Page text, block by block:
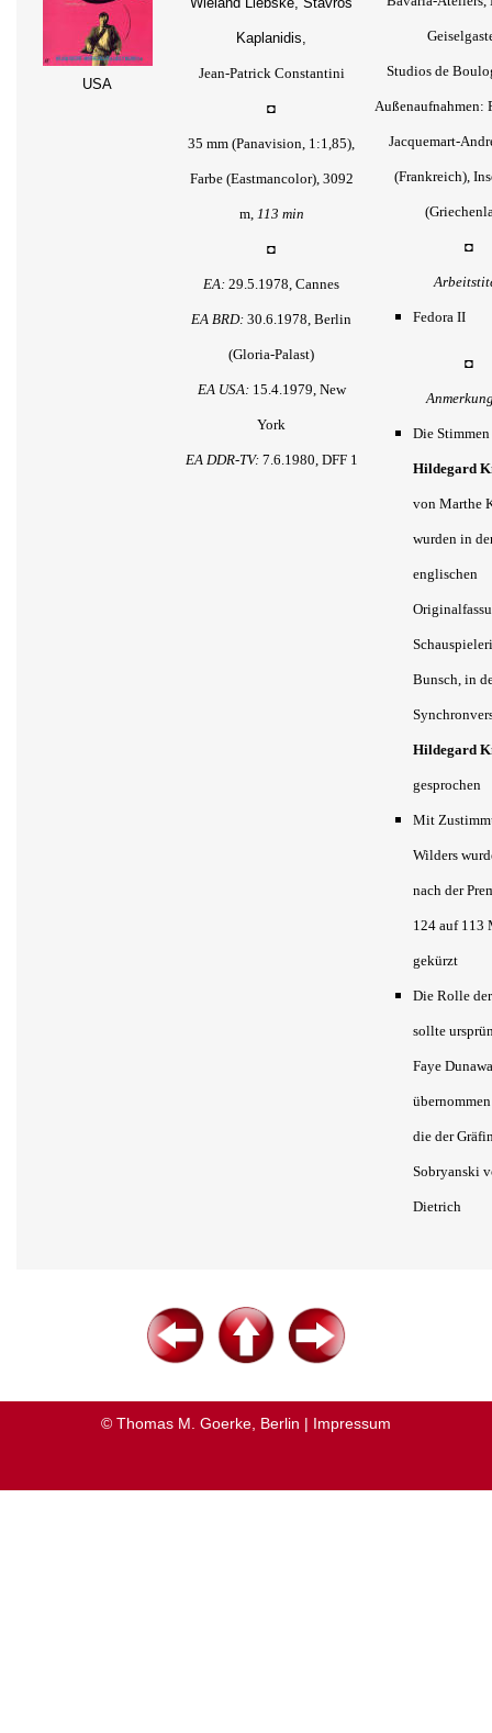
USA
Kaplanidis,
Jean-Patrick Constantini
◘
35 mm (Panavision, 1:1,85),
Farbe (Eastmancolor), 3092
m, 113 min
◘
EA: 29.5.1978, Cannes
EA BRD: 30.6.1978, Berlin
(Gloria-Palast)
EA USA:15.4.1979, New
York
EA DDR-TV:7.6.1980, DFF 1
Studios de
Außenaufnahmen:
Jacquemart-
(Frankreich),
◘
Fedora II
◘
Die
Hildegard
von Marthe
wurden in
englischen
Bunsch, in
Hildegard
gesprochen
Mit
Wilders
nach der
124 auf 113
gekürzt
Die Rolle
sollte
Faye
die der
Sobryanski
Dietrich
© Thomas M. Goerke, Berlin | Impressum